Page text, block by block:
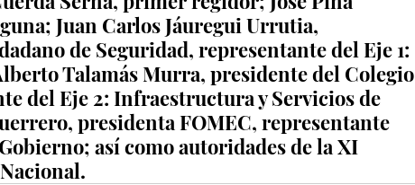
Juan Carlos Jáuregui Urrutia,
de Seguridad, representante del Eje 1:
Talamás Murra, presidente del Colegio
del Eje 2: Infraestructura y Servicios de
presidenta FOMEC, representante
así como autoridades de la XI